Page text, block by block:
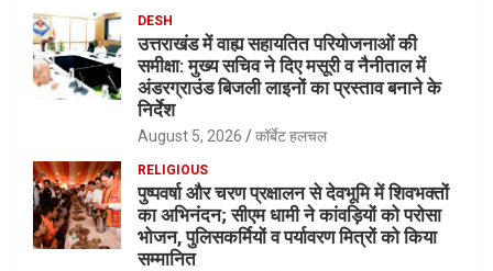
DESH
उत्तराखंड में वाह्य सहायतित परियोजनाओं की
समीक्षा: मुख्य सचिव ने दिए मसूरी व नैनीताल में
अंडरग्राउंड बिजली लाइनों का प्रस्ताव बनाने के
निर्देश
August 5, 2026 कॉर्बेट हलचल
RELIGIOUS
पुष्पवर्षा और चरण प्रक्षालन से देवभूमि में शिवभक्तों
का अभिनंदन; सीएम धामी ने कांवड़ियों को परोसा
भोजन, पुलिसकर्मियों व पर्यावरण मित्रों को किया
सम्मानित